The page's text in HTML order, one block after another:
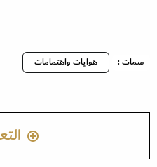
سمات : هوايات واهتمامات